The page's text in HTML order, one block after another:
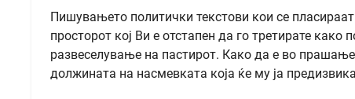
Пишувањето политички текстови кои се
просторот кој Ви е отстапен да го третирате
развеселување на пастирот. Како да е во
должината на насмевката која ќе му ја